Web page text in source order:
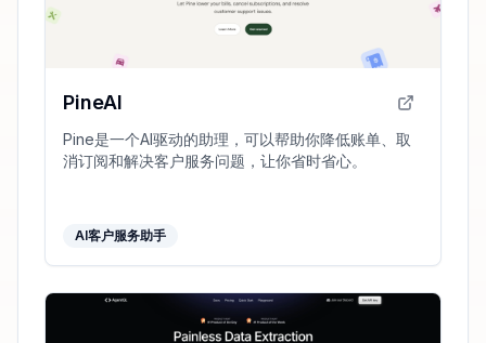
PineAI
Pine是一个AI驱动的助理，可以帮助你降低账单、取
消订阅和解决客户服务问题，让你省时省心。
AI客户服务助手